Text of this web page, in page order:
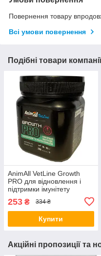
Повернення товару
Всі умови повернення
Подібні товари
AnimAll VetLine Growth
PRO для відновлення і
підтримки імунітету
середніх порід собак 200
таб х 1 г
253 ₴ 334 ₴
Купити
Акційні пропозиції та